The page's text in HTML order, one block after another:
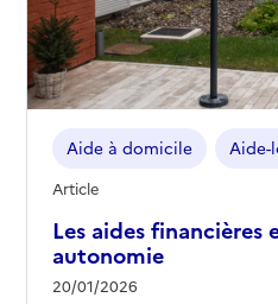
Les aides financières
autonomie
20/01/2026
Aide à domicile Aide-
Article